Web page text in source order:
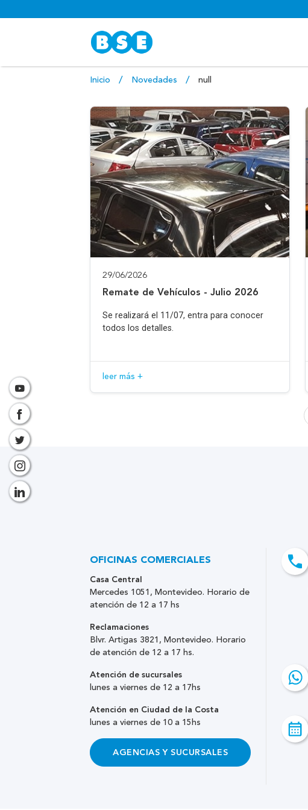
Inicio Novedades null
29/06/2026
Remate de Vehículos - Julio 2026
Se realizará el 11/07, entra para conocer
todos los detalles.
leer más +
OFICINAS COMERCIALES
Casa Central
Mercedes 1051, Montevideo. Horario de
atención de 12 a 17 hs
Reclamaciones
Blvr. Artigas 3821, Montevideo. Horario
de atención de 12 a 17 hs.
Atención de sucursales
lunes a viernes de 12 a 17hs
Atención en Ciudad de la Costa
lunes a viernes de 10 a 15hs
AGENCIAS Y SUCURSALES